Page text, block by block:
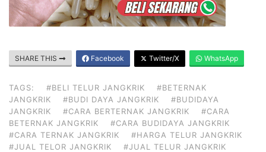
SHARE THIS Facebook Twitter/X WhatsApp
TAGS: #BELI TELUR JANGKRIK
#BETERNAK
JANGKRIK
#BUDI DAYA JANGKRIK
#BUDIDAYA
JANGKRIK
#CARA BERTERNAK JANGKRIK
#CARA
BETERNAK JANGKRIK
#CARA BUDIDAYA JANGKRIK
#CARA TERNAK JANGKRIK
#HARGA TELUR JANGKRIK
#JUAL TELOR JANGKRIK
#JUAL TELUR JANGKRIK